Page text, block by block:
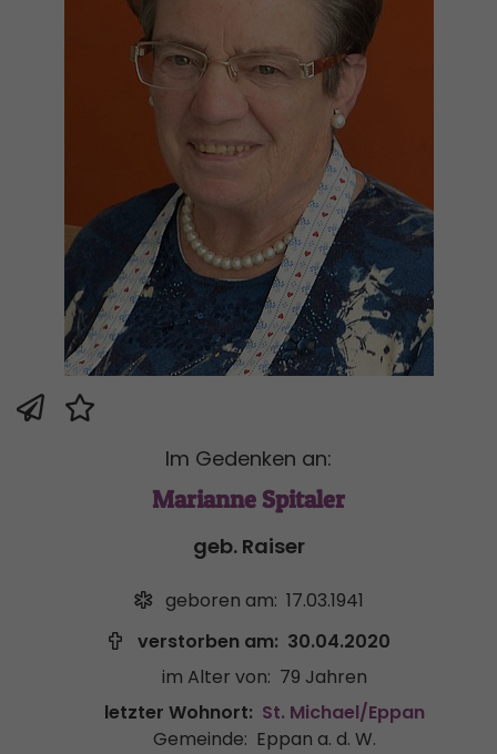
Im Gedenken an:
Marianne Spitaler
geb. Raiser
geboren am: 17.03.1941
verstorben am: 30.04.2020
im Alter von: 79 Jahren
letzter Wohnort: St. Michael/Eppan
Gemeinde: Eppan a. d. W.